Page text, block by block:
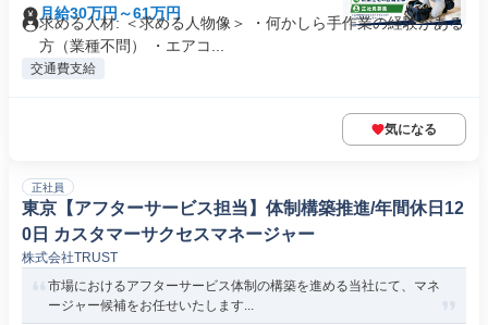
月給30万円～61万円
求める人材: ＜求める人物像＞ ・何かしら手作業の経験がある
方（業種不問） ・エアコ...
交通費支給
気になる
正社員
東京【アフターサービス担当】体制構築推進/年間休日12
0日 カスタマーサクセスマネージャー
株式会社TRUST
市場におけるアフターサービス体制の構築を進める当社にて、マネ
ージャー候補をお任せいたします...